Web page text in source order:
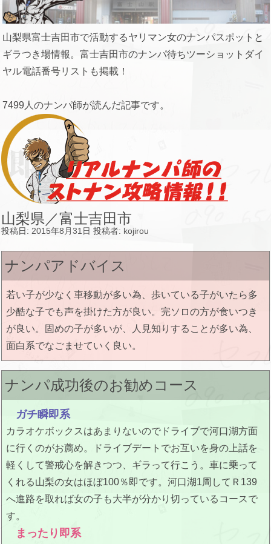
山梨県富士吉田市で活動するヤリマン女のナンパスポットと
ギラつき場情報。富士吉田市のナンパ待ちツーショットダイ
ヤル電話番号リストも掲載！
7499人のナンパ師が読んだ記事です。
山梨県／富士吉田市
投稿日: 2015年8月31日 投稿者: kojirou
ナンパアドバイス
若い子が少なく車移動が多い為、歩いている子がいたら多
少酷な子でも声を掛けた方が良い。完ソロの方が食いつき
が良い。固めの子が多いが、人見知りすることが多い為、
面白系でなごませていく良い。
ナンパ成功後のお勧めコース
ガチ瞬即系
カラオケボックスはあまりないのでドライブで河口湖方面
に行くのがお薦め。ドライブデートでお互いを身の上話を
軽くして警戒心を解きつつ、ギラって行こう。車に乗って
くれる山梨の女はほぼ100％即です。河口湖1周してＲ139
へ進路を取れば女の子も大半が分かり切っているコースで
す。
まったり即系